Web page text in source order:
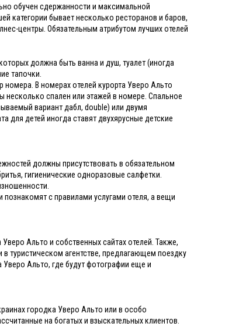
обучен сдержанности и максимальной
категории бывает несколько ресторанов и баров,
центры. Обязательным атрибутом лучших отелей
должна быть ванна и душ, туалет (иногда
тапочки.
В номерах отелей курорта Уверо Альто
несколько спален или этажей в номере. Спальное
вариант дабл, double) или двумя
для детей иногда ставят двухярусные детские
должны присутствовать в обязательном
гигиенические одноразовые салфетки.
познакомят с правилами услугами отеля, а вещи
Альто и собственных сайтах отелей. Также,
туристическом агентстве, предлагающем поездку
Альто, где будут фотографии еще и
городка Уверо Альто или в особо
на богатых и взыскательных клиентов.